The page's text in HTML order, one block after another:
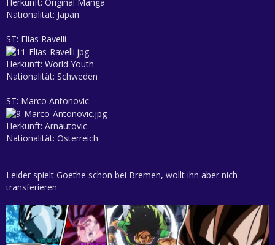
Herkunft: Original Manga
Nationalität: Japan
ST: Elias Ravelli
Herkunft: World Youth
Nationalität: Schweden
ST: Marco Antonovic
Herkunft: Arnautovic
Nationalität: Österreich
Leider spielt Goethe schon bei Bremen, wollt ihn aber nich
transferieren